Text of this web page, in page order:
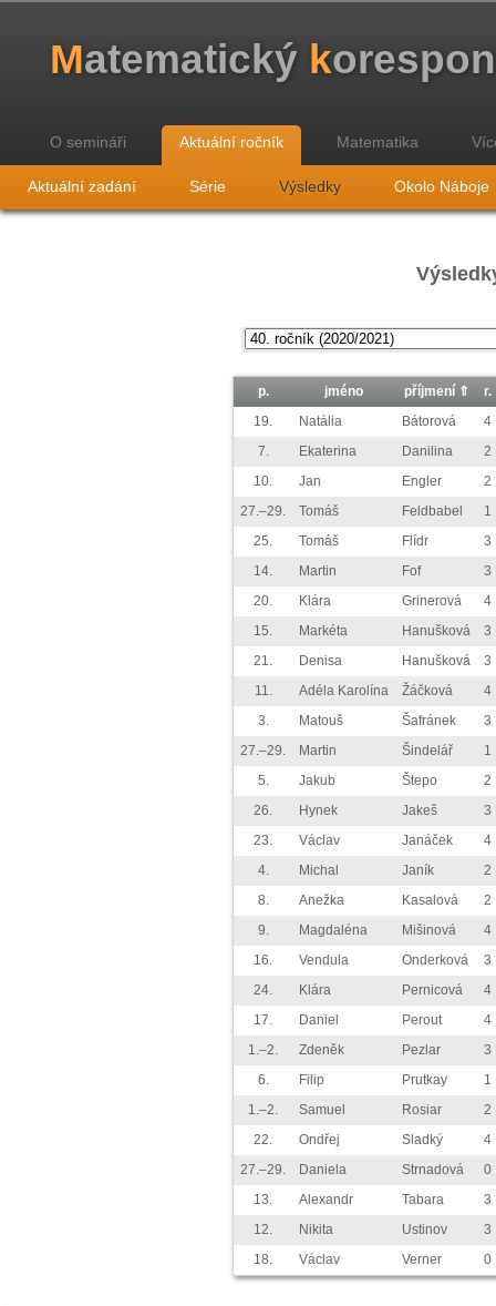
Matematický k
O semináři Aktuální ročník Matematika
Aktuální zadání Série Výsledky Okolo Náboje
p. jméno příjmení ⇑
r.
19.
Natália Bátorová
4
7.
Ekaterina Danilina
2
10.
Jan Engler
2
27.–29.
Tomáš Feldbabel
1
25.
Tomáš Flídr
3
14.
Martin Fof
3
20.
Klára Grinerová
4
15.
Markéta Hanušková
3
21.
Denisa Hanušková
3
11.
Adéla Karolína Žáčková
4
3.
Matouš Šafránek
3
27.–29.
Martin Šindelář
1
5.
Jakub Štepo
2
26.
Hynek Jakeš
3
23.
Václav Janáček
4
4.
Michal Janík
2
8.
Anežka Kasalová
2
9.
Magdaléna Mišinová
4
16.
Vendula Onderková
3
24.
Klára Pernicová
4
17.
Daniel Perout
4
1.–2.
Zdeněk Pezlar
3
6.
Filip Prutkay
1
1.–2.
Samuel Rosiar
2
22.
Ondřej Sladký
4
27.–29.
Daniela Strnadová
0
13.
Alexandr Tabara
3
12.
Nikita Ustinov
3
18.
Václav Verner 0